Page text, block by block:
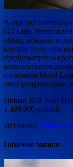
В отделке
GT Line.
обода, кожаная
контрастную
предусмотрены
комплектуется
интерьера Mood
электроприводами
Новый KIA Soul
1.499.900 рублей.
Источник:
Похожие записи